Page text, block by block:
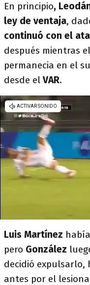
En principio,
ley de ventaja,
continuó con el
después mientras
permanecia en el
desde elVAR.
Luis Martínez
pero González
decidió expulsarlo,
antes por el